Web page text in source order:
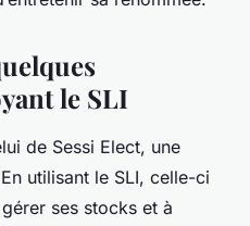
le SLI
de Sessi Elect, une
utilisant le SLI, celle-ci
ses stocks et à